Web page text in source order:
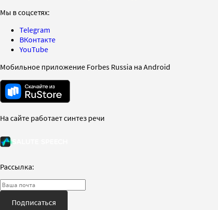
Мы в соцсетях:
Telegram
ВКонтакте
YouTube
Мобильное приложение Forbes Russia на Android
На сайте работает синтез речи
Рассылка:
Подписаться